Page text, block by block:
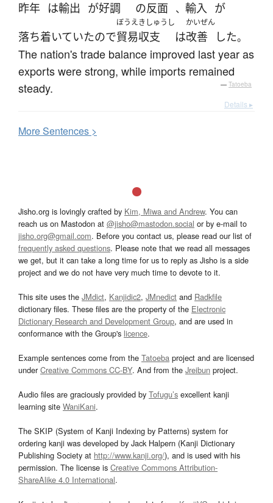
昨年 は輸出 が好調 の反面 、 輸入 が
落ち着いていたので
ぼうえきしゅうし
貿易収支 は
かいぜん
改善 した。
The nation's trade balance improved last year as
exports were strong, while imports remained
steady.
— Tatoeba
Details ▸
MoreSentences >
Jisho.org is lovingly crafted by Kim, Miwa and Andrew. You can
reach us on Mastodon at @jisho@mastodon.social or by e-mail to
jisho.org@gmail.com. Before you contact us, please read our list of
frequently asked questions. Please note that we read all messages
we get, but it can take a long time for us to reply as Jisho is a side
project and we do not have very much time to devote to it.
This site uses the JMdict, Kanjidic2, JMnedict and Radkfile
dictionary files. These files are the property of the Electronic
Dictionary Research and Development Group, and are used in
conformance with the Group's licence.
Example sentences come from the Tatoeba project and are licensed
underCreative Commons CC-BY. And from the Jreibun project.
Audio files are graciously provided by Tofugu’s excellent kanji
learning site WaniKani.
The SKIP (System of Kanji Indexing by Patterns) system for
ordering kanji was developed by Jack Halpern (Kanji Dictionary
Publishing Society at http://www.kanji.org/), and is used with his
permission. The license is Creative Commons Attribution-
ShareAlike 4.0 International.